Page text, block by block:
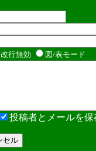
改行無効 図/表モード
投稿者とメー